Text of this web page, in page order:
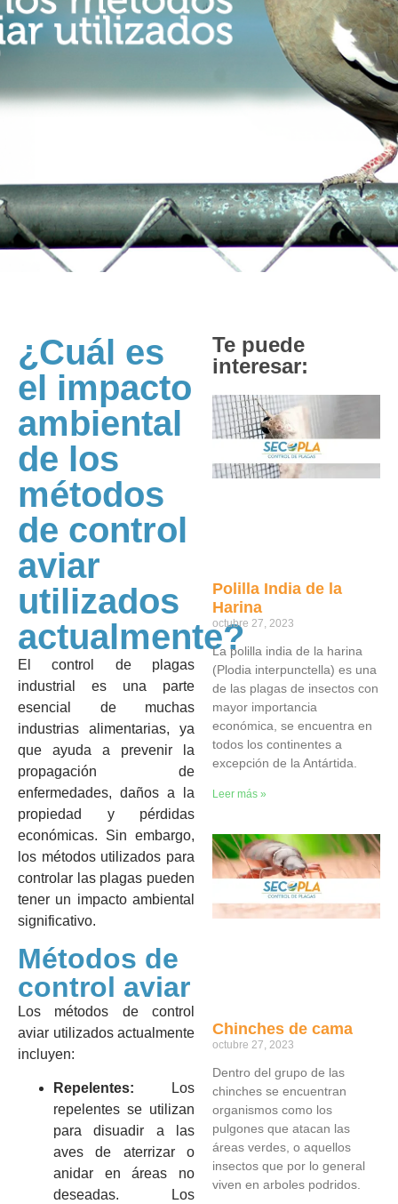
¿Cuál es
el impacto
ambiental
de los
métodos
de control
aviar
utilizados
actualmente?
El control de plagas
industrial es una parte
esencial de muchas
industrias alimentarias, ya
que ayuda a prevenir la
propagación de
enfermedades, daños a la
propiedad y pérdidas
económicas. Sin embargo,
los métodos utilizados para
controlar las plagas pueden
tener un impacto ambiental
significativo.
Métodos de
control aviar
Los métodos de control
aviar utilizados actualmente
incluyen:
Repelentes: Los
repelentes se utilizan
para disuadir a las
aves de aterrizar o
anidar en áreas no
deseadas. Los
Te puede
interesar:
Polilla India de la
Harina
octubre 27, 2023
La polilla india de la harina
(Plodia interpunctella) es una
de las plagas de insectos con
mayor importancia
económica, se encuentra en
todos los continentes a
excepción de la Antártida.
Leer más »
Chinches de cama
octubre 27, 2023
Dentro del grupo de las
chinches se encuentran
organismos como los
pulgones que atacan las
áreas verdes, o aquellos
insectos que por lo general
viven en arboles podridos.